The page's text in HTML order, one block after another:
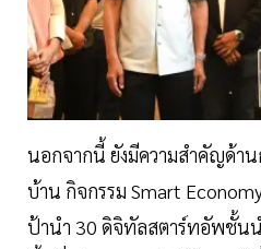
นอกจากนี้ ยังมีความสำคัญด้า
บ้าน กิจกรรม Smart
ป้านำ 30 ดิจิทัลสตาร์ทอัพชั้น